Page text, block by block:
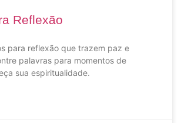
Reflexão
para reflexão que trazem paz e
palavras para momentos de
sua espiritualidade.